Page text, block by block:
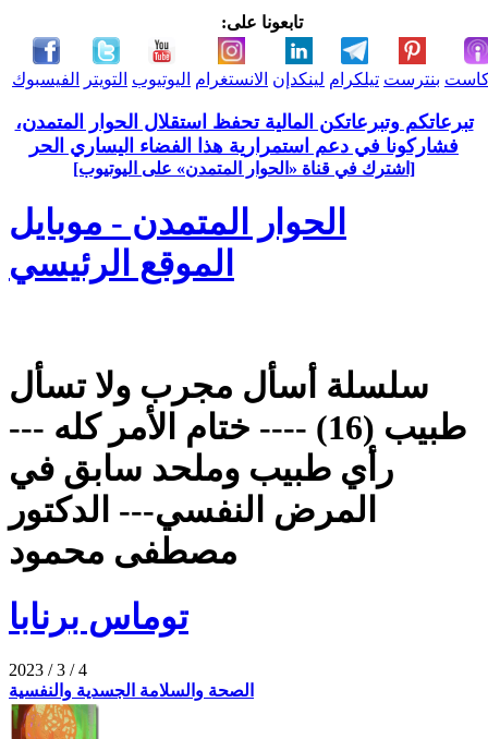
تابعونا على:
الفيسبوك التويتر اليوتيوب الانستغرام لينكدإن تيلكرام بنترست
تبرعاتكم وتبرعاتكن المالية تحفظ استقلال الحوار المتمدن،
فشاركونا في دعم استمرارية هذا الفضاء اليساري الحر
[اشترك في قناة ‫«الحوار المتمدن» على اليوتيوب]
الحوار المتمدن - موبايل
الموقع الرئيسي
سلسلة أسأل مجرب ولا تسأل
طبيب (16) ---- ختام الأمر كله ---
رأي طبيب وملحد سابق في
المرض النفسي--- الدكتور
مصطفى محمود
توماس برنابا
2023 / 3 / 4
الصحة والسلامة الجسدية والنفسية